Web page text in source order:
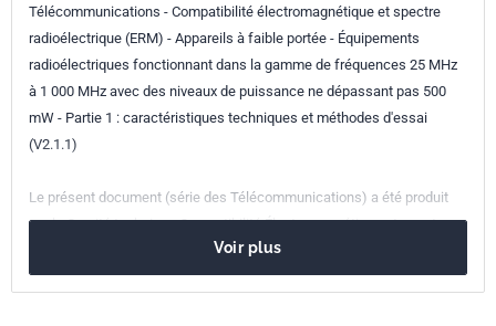
Indice de
classement
Z84-220-1
Parenté
européenne
EN 300220-1:2006
Télécommunications - Compatibilité électromagnétique et spectre
radioélectrique (ERM) - Appareils à faible portée - Équipements
radioélectriques fonctionnant dans la gamme de fréquences 25 MHz
à 1 000 MHz avec des niveaux de puissance ne dépassant pas 500
mW - Partie 1 : caractéristiques techniques et méthodes d'essai
(V2.1.1)
Le présent document (série des Télécommunications) a été produit
par le Comité technique Compatibilité Électromagnétique et spectre
radioélectrique (ERM) de l'ETSI. Il s'applique aux émetteurs-récepteurs
radio de courte portée : les émetteurs dans la gamme de 25 MHZ à 1
Voir plus